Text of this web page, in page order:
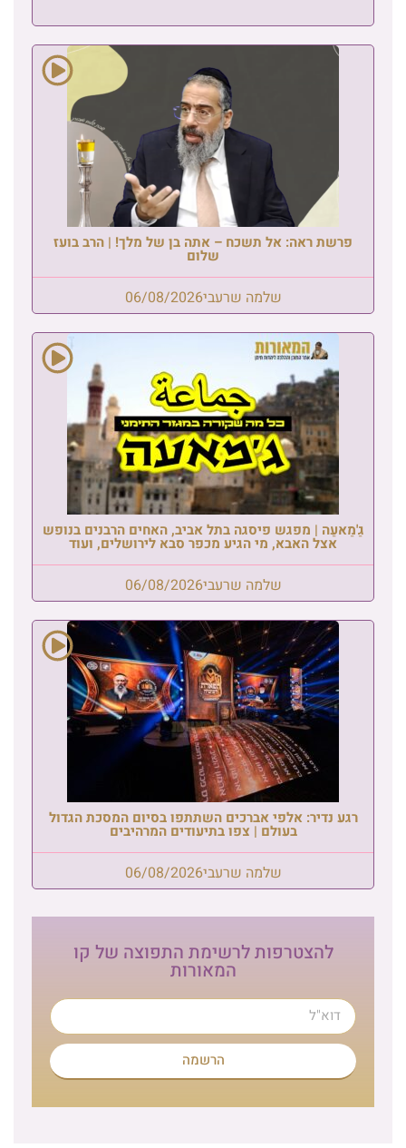
פרשת ראה: אל תשכח – אתה בן של מלך! | הרב בועז
שלום
שלמה שרעבי06/08/2026
גַ'מַאעַה | מפגש פיסגה בתל אביב, האחים הרבנים בנופש
אצל האבא, מי הגיע מכפר סבא לירושלים, ועוד
שלמה שרעבי06/08/2026
רגע נדיר: אלפי אברכים השתתפו בסיום המסכת הגדול
בעולם | צפו בתיעודים המרהיבים
שלמה שרעבי06/08/2026
להצטרפות לרשימת התפוצה של קו
המאורות
הרשמה